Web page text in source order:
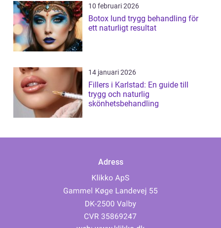
10 februari 2026
Botox lund trygg behandling för
ett naturligt resultat
14 januari 2026
Fillers i Karlstad: En guide till
trygg och naturlig
skönhetsbehandling
Adress